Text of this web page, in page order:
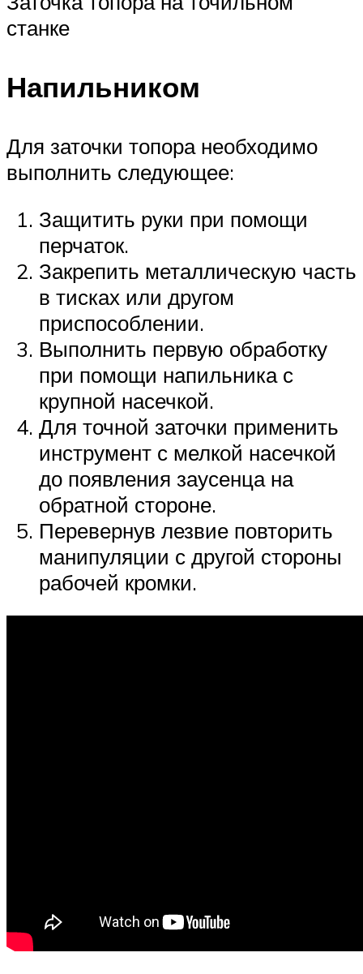
станке
Напильником
Для заточки топора необходимо
выполнить следующее:
Защитить руки при помощи
перчаток.
Закрепить металлическую часть
в тисках или другом
приспособлении.
Выполнить первую обработку
при помощи напильника с
крупной насечкой.
Для точной заточки применить
инструмент с мелкой насечкой
до появления заусенца на
обратной стороне.
Перевернув лезвие повторить
манипуляции с другой стороны
рабочей кромки.